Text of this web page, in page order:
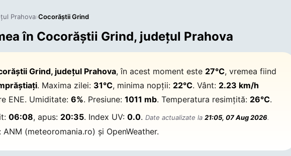
Prahova›Cocorăştii Grind
în Cocorăştii Grind, județul Prahova
Grind, județul Prahova, în acest moment este 27°C, vremea fiind
. Maxima zilei: 31°C, minima nopții: 22°C. Vânt: 2.23 km/h
ENE. Umiditate:6%. Presiune:1011 mb. Temperatura resimțită: 26°C.
06:08, apus: 20:35. Index UV:0.0.Date actualizate la21:05, 07 Aug 2026.
ANM (meteoromania.ro) și OpenWeather.